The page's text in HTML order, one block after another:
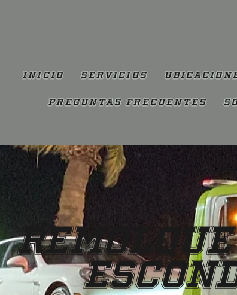
Inicio Servicios
Preguntas Frecuentes